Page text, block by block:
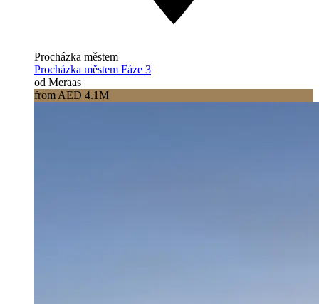
Procházka městem
Procházka městem Fáze 3
od Meraas
from AED 4.1M